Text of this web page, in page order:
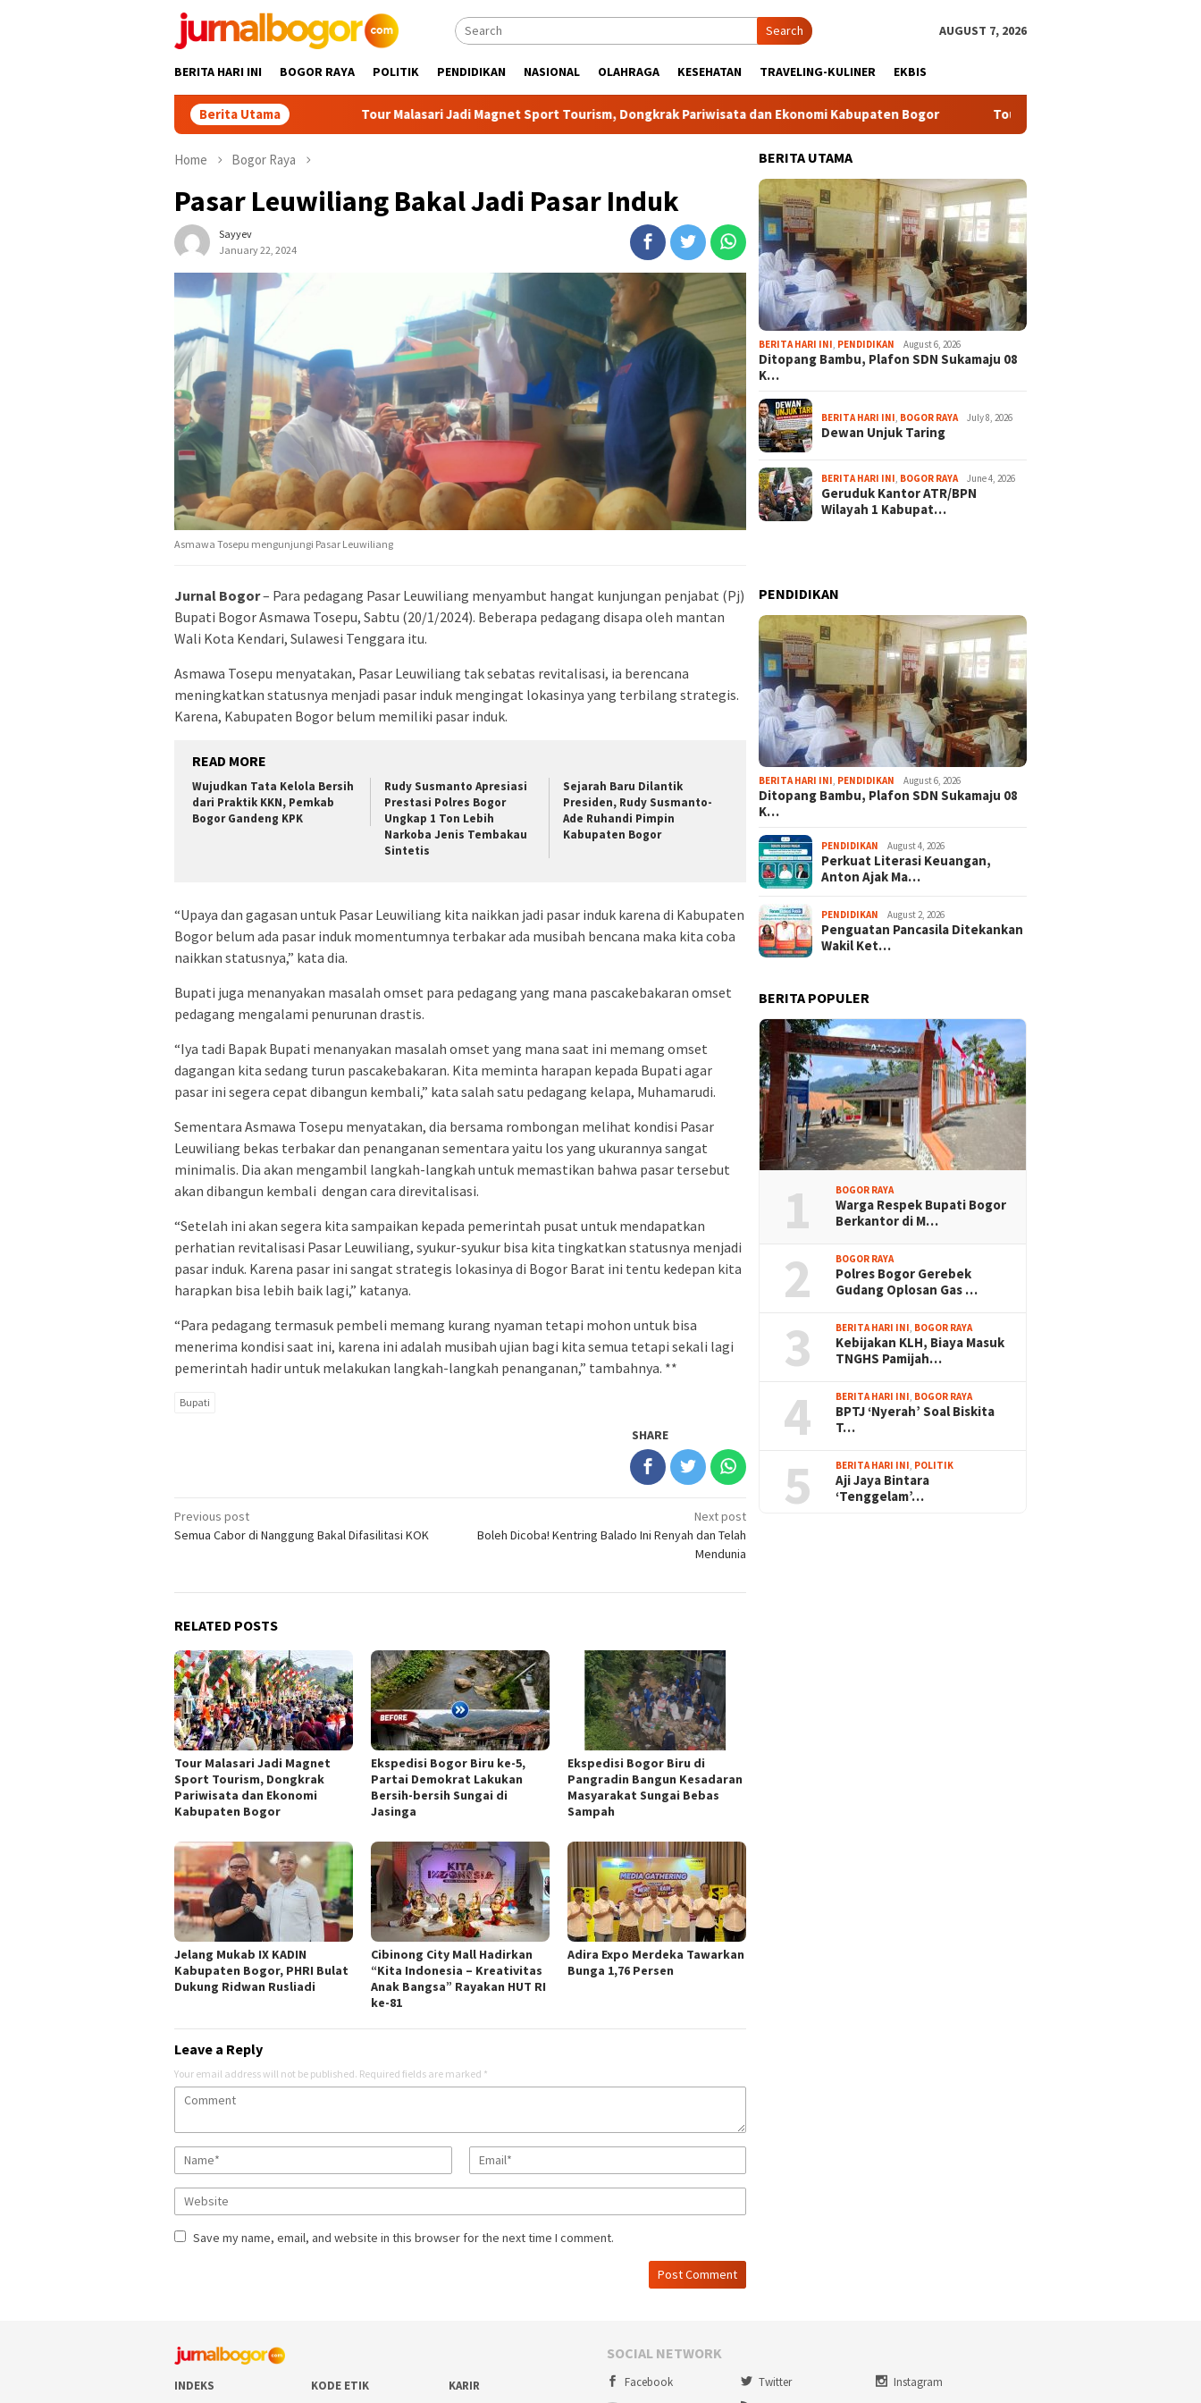
Search AUGUST 7, 2026
BERITA HARI INI BOGOR RAYA POLITIK PENDIDIKAN NASIONAL OLAHRAGA KESEHATAN TRAVELING-KULINER EKBIS
Berita UtamaTour Malasari Jadi Magnet Sport Tourism, Dongkrak Pariwisata dan Ekonomi Kabupaten Bogor Tour Malasari Halimun Salak Kian Diminati,
Home Bogor Raya
Pasar Leuwiliang Bakal Jadi Pasar Induk
Sayyev
January 22, 2024
Asmawa Tosepu mengunjungi Pasar Leuwiliang
Jurnal Bogor– Para pedagang Pasar Leuwiliang menyambut hangat kunjungan penjabat (Pj)
Bupati Bogor Asmawa Tosepu, Sabtu (20/1/2024). Beberapa pedagang disapa oleh mantan
Wali Kota Kendari, Sulawesi Tenggara itu.
Asmawa Tosepu menyatakan, Pasar Leuwiliang tak sebatas revitalisasi, ia berencana
meningkatkan statusnya menjadi pasar induk mengingat lokasinya yang terbilang strategis.
Karena, Kabupaten Bogor belum memiliki pasar induk.
READ MORE
Wujudkan Tata Kelola Bersih
dari Praktik KKN, Pemkab
Bogor Gandeng KPK
Rudy Susmanto Apresiasi
Prestasi Polres Bogor
Ungkap 1 Ton Lebih
Narkoba Jenis Tembakau
Sintetis
Sejarah Baru Dilantik
Presiden, Rudy Susmanto-
Ade Ruhandi Pimpin
Kabupaten Bogor
“Upaya dan gagasan untuk Pasar Leuwiliang kita naikkan jadi pasar induk karena di Kabupaten
Bogor belum ada pasar induk momentumnya terbakar ada musibah bencana maka kita coba
naikkan statusnya,” kata dia.
Bupati juga menanyakan masalah omset para pedagang yang mana pascakebakaran omset
pedagang mengalami penurunan drastis.
“Iya tadi Bapak Bupati menanyakan masalah omset yang mana saat ini memang omset
dagangan kita sedang turun pascakebakaran. Kita meminta harapan kepada Bupati agar
pasar ini segera cepat dibangun kembali,” kata salah satu pedagang kelapa, Muhamarudi.
Sementara Asmawa Tosepu menyatakan, dia bersama rombongan melihat kondisi Pasar
Leuwiliang bekas terbakar dan penanganan sementara yaitu los yang ukurannya sangat
minimalis. Dia akan mengambil langkah-langkah untuk memastikan bahwa pasar tersebut
akan dibangun kembali dengan cara direvitalisasi.
“Setelah ini akan segera kita sampaikan kepada pemerintah pusat untuk mendapatkan
perhatian revitalisasi Pasar Leuwiliang, syukur-syukur bisa kita tingkatkan statusnya menjadi
pasar induk. Karena pasar ini sangat strategis lokasinya di Bogor Barat ini tentu kedepan kita
harapkan bisa lebih baik lagi,” katanya.
“Para pedagang termasuk pembeli memang kurang nyaman tetapi mohon untuk bisa
menerima kondisi saat ini, karena ini adalah musibah ujian bagi kita semua tetapi sekali lagi
pemerintah hadir untuk melakukan langkah-langkah penanganan,” tambahnya. **
Bupati
SHARE
Post
navigation
Previous post
Semua Cabor di Nanggung Bakal Difasilitasi KOK
Next post
Boleh Dicoba! Kentring Balado Ini Renyah dan Telah
Mendunia
RELATED POSTS
Tour Malasari Jadi Magnet
Sport Tourism, Dongkrak
Pariwisata dan Ekonomi
Kabupaten Bogor
Ekspedisi Bogor Biru ke-5,
Partai Demokrat Lakukan
Bersih-bersih Sungai di
Jasinga
Ekspedisi Bogor Biru di
Pangradin Bangun Kesadaran
Masyarakat Sungai Bebas
Sampah
Jelang Mukab IX KADIN
Kabupaten Bogor, PHRI Bulat
Dukung Ridwan Rusliadi
Cibinong City Mall Hadirkan
“Kita Indonesia – Kreativitas
Anak Bangsa” Rayakan HUT RI
ke-81
Adira Expo Merdeka Tawarkan
Bunga 1,76 Persen
Leave a Reply
Your email address will not be published. Required fields are marked *
Save my name, email, and website in this browser for the next time I comment.
BERITA UTAMA
BERITA HARI INI PENDIDIKAN August 6, 2026
Ditopang Bambu, Plafon SDN Sukamaju 08
K…
BERITA HARI INI BOGOR RAYA July 8, 2026
Dewan Unjuk Taring
BERITA HARI INI BOGOR RAYA June 4, 2026
Geruduk Kantor ATR/BPN
Wilayah 1 Kabupat…
PENDIDIKAN
BERITA HARI INI PENDIDIKAN August 6, 2026
Ditopang Bambu, Plafon SDN Sukamaju 08
K…
PENDIDIKAN August 4, 2026
Perkuat Literasi Keuangan,
Anton Ajak Ma…
PENDIDIKAN August 2, 2026
Penguatan Pancasila Ditekankan
Wakil Ket…
BERITA POPULER
1 BOGOR RAYA
Warga Respek Bupati Bogor
Berkantor di M…
2 BOGOR RAYA
Polres Bogor Gerebek
Gudang Oplosan Gas …
3 BERITA HARI INI, BOGOR RAYA
Kebijakan KLH, Biaya Masuk
TNGHS Pamijah…
4 BERITA HARI INI, BOGOR RAYA
BPTJ ‘Nyerah’ Soal Biskita
T…
5 BERITA HARI INI, POLITIK
Aji Jaya Bintara
‘Tenggelam’…
INDEKS KODE ETIK KARIR
SOCIAL NETWORK
Facebook Twitter
Instagram